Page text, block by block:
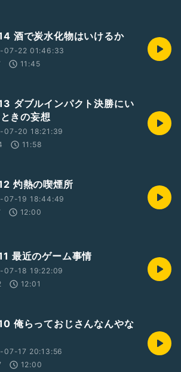
酒で炭水化物はいけるか
07-22 01:46:33
11:45
ダブルインパクト決勝にい
きの妄想
07-20 18:21:39
11:58
灼熱の喫煙所
07-19 18:44:49
12:00
最近のゲーム事情
07-18 19:22:09
12:01
俺らっておじさんなんやな
07-17 20:13:56
12:00